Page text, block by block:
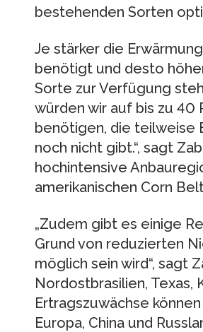
bestehenden Sorten
Je stärker die
benötigt und desto
Sorte zur Verfügung
würden wir auf bis zu
benötigen, die teilweise
noch nicht gibt.“, sagt
hochintensive
amerikanischen Corn
„Zudem gibt es einige
Grund von reduzierten
möglich sein wird“, sagt
Nordostbrasilien, Texas,
Ertragszuwächse
Europa, China und